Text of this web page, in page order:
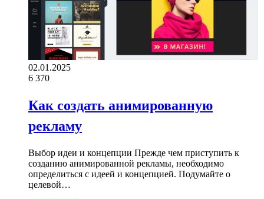
02.01.2025
6 370
Как создать анимированную
рекламу
Выбор идеи и концепции Прежде чем приступить к
созданию анимированной рекламы, необходимо
определиться с идеей и концепцией. Подумайте о
целевой…